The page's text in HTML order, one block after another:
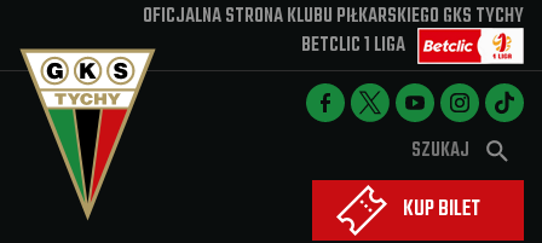
OFICJALNA STRONA KLUBU PIŁKARSKIEGO GKS TYCHY
BETCLIC 1 LIGA
KUP BILET
Aktualności
Nabory
Sponsorzy